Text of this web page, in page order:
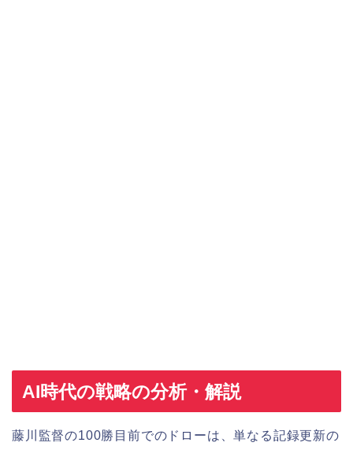
AI時代の戦略の分析・解説
藤川監督の100勝目前でのドローは、単なる記録更新の